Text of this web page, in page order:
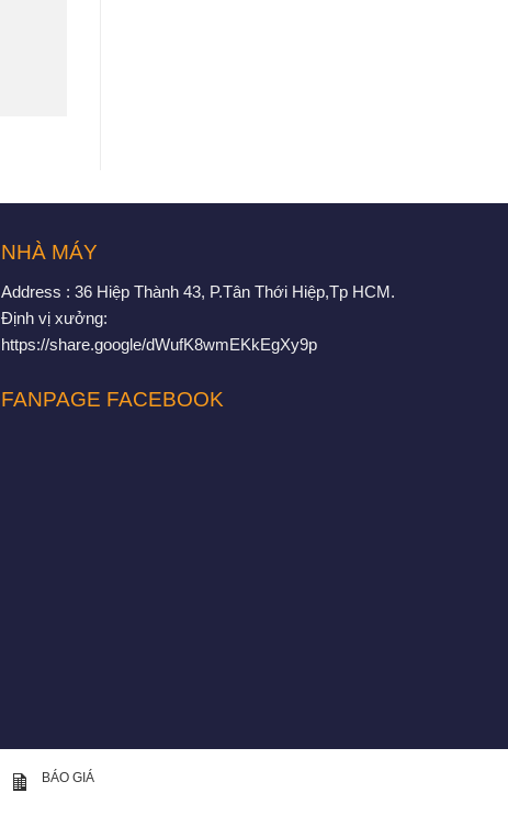
NHÀ MÁY
Address : 36 Hiệp Thành 43, P.Tân Thới Hiệp,Tp HCM.
Định vị xưởng:
https://share.google/dWufK8wmEKkEgXy9p
FANPAGE FACEBOOK
BÁO GIÁ